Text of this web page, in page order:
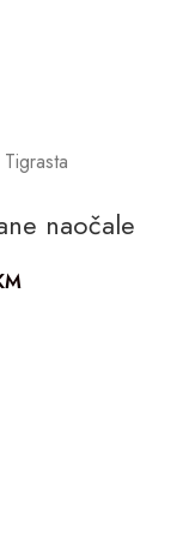
naočale